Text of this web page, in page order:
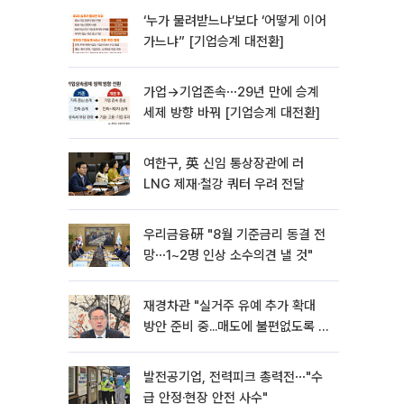
‘누가 물려받느냐’보다 ‘어떻게 이어
가느냐” [기업승계 대전환]
가업→기업존속⋯29년 만에 승계
세제 방향 바꿔 [기업승계 대전환]
여한구, 英 신임 통상장관에 러
LNG 제재·철강 쿼터 우려 전달
우리금융硏 "8월 기준금리 동결 전
망⋯1~2명 인상 소수의견 낼 것"
재경차관 "실거주 유예 추가 확대
방안 준비 중...매도에 불편없도록 노
발전공기업, 전력피크 총력전⋯"수
급 안정·현장 안전 사수"